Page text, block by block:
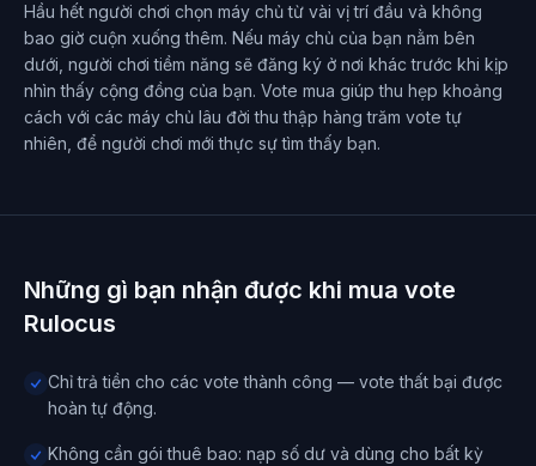
Hầu hết người chơi chọn máy chủ từ vài vị trí đầu và không
bao giờ cuộn xuống thêm. Nếu máy chủ của bạn nằm bên
dưới, người chơi tiềm năng sẽ đăng ký ở nơi khác trước khi kịp
nhìn thấy cộng đồng của bạn. Vote mua giúp thu hẹp khoảng
cách với các máy chủ lâu đời thu thập hàng trăm vote tự
nhiên, để người chơi mới thực sự tìm thấy bạn.
Những gì bạn nhận được khi mua vote
Rulocus
Chỉ trả tiền cho các vote thành công — vote thất bại được
hoàn tự động.
Không cần gói thuê bao: nạp số dư và dùng cho bất kỳ